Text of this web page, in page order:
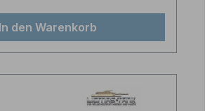
In den Warenkorb